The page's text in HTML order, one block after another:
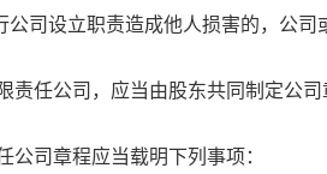
公司设立职责造成他人损害的，公
责任公司，应当由股东共同制定公司
公司章程应当载明下列事项：